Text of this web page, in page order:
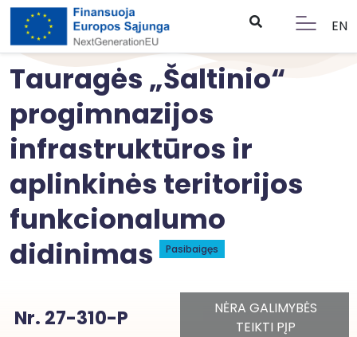
EN
Tauragės „Šaltinio“
progimnazijos
infrastruktūros ir
aplinkinės teritorijos
funkcionalumo
didinimas
Pasibaigęs
Nr. 27-310-P
NĖRA GALIMYBĖS
TEIKTI PĮP